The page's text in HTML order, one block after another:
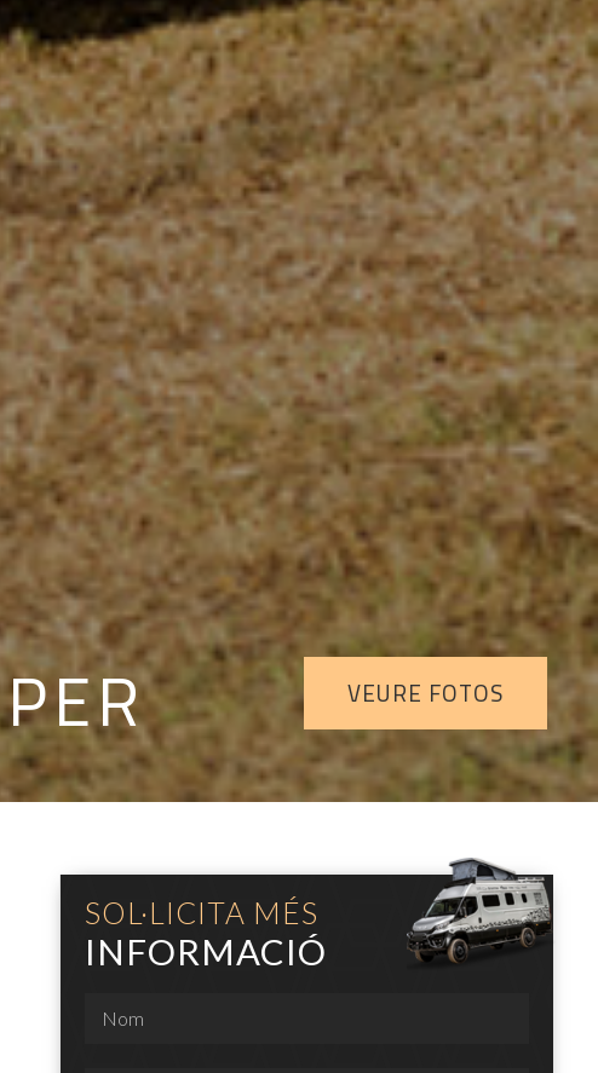
VEURE FOTOS
SOL·LICITA MÉS
INFORMACIÓ